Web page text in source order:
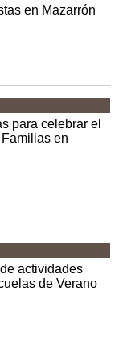
en Mazarrón
para celebrar el
en
actividades
de Verano